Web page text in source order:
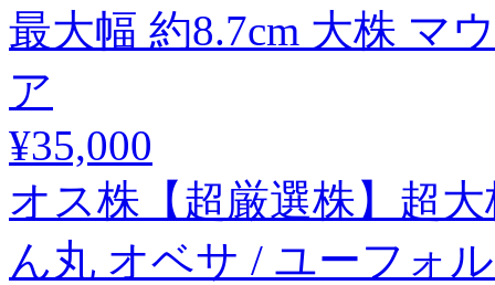
最大幅 約8.7cm 大株 マ
ア
¥35,000
オス株【超厳選株】超
ん丸 オベサ / ユーフォ